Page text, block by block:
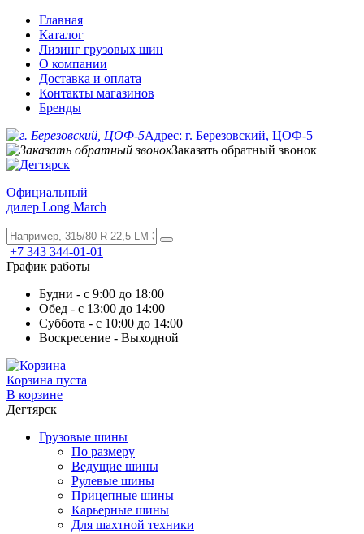
Главная
Каталог
Лизинг грузовых шин
О компании
Доставка и оплата
Контакты магазинов
Бренды
Адрес: г. Березовский, ЦОФ-5
Заказать обратный звонок
Официальный
дилер Long March
+7 343 344-01-01
График работы
Будни - с 9:00 до 18:00
Обед - с 13:00 до 14:00
Суббота - с 10:00 до 14:00
Воскресение - Выходной
Корзина пуста
В корзине
Дегтярск
Грузовые шины
По размеру
Ведущие шины
Рулевые шины
Прицепные шины
Карьерные шины
Для шахтной техники